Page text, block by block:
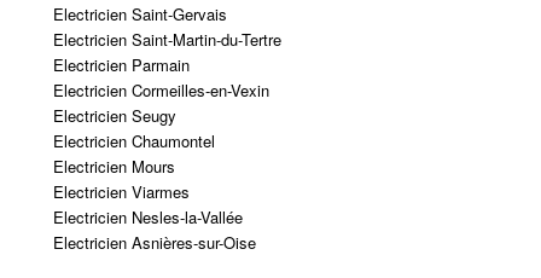
Electricien Saint-Gervais
Electricien Saint-Martin-du-Tertre
Electricien Parmain
Electricien Cormeilles-en-Vexin
Electricien Seugy
Electricien Chaumontel
Electricien Mours
Electricien Viarmes
Electricien Nesles-la-Vallée
Electricien Asnières-sur-Oise